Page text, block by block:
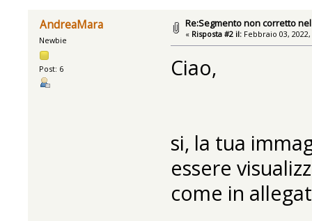
AndreaMara
Newbie
Post: 6
Re:Segmento non corretto
« Risposta #2 il: Febbraio 03,
Ciao,
si, la tua
essere
come in